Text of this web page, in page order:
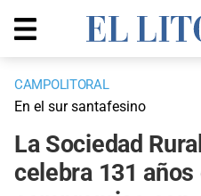
CAMPOLITORAL
En el sur santafesino
La Sociedad
celebra 131